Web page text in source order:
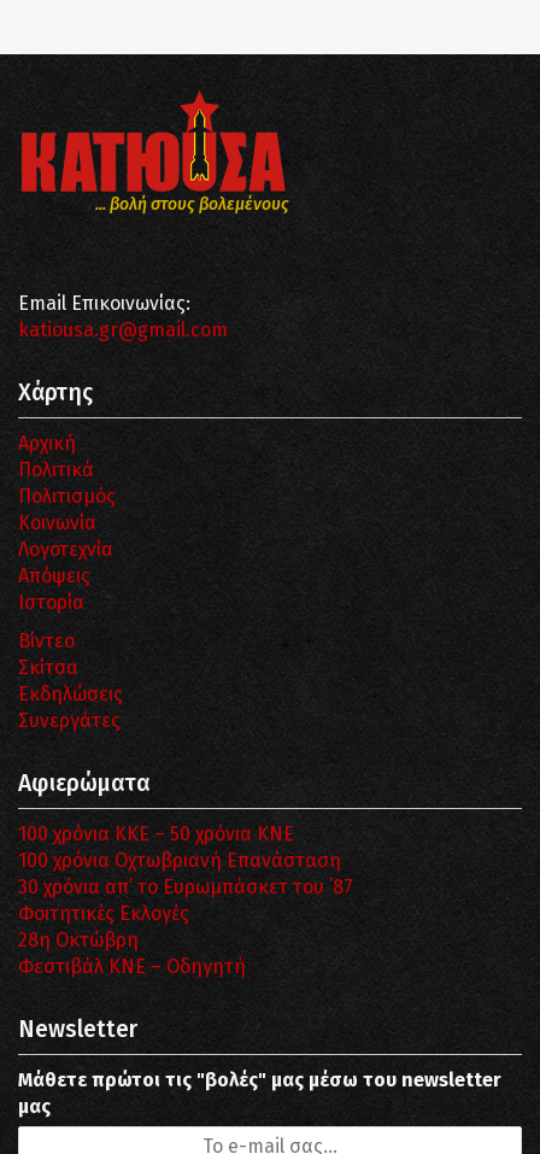
... βολή στους βολεμένους
Email Επικοινωνίας:
katiousa.gr@gmail.com
Χάρτης
Αρχική
Πολιτικά
Πολιτισμός
Κοινωνία
Λογοτεχνία
Απόψεις
Ιστορία
Βίντεο
Σκίτσα
Εκδηλώσεις
Συνεργάτες
Αφιερώματα
100 χρόνια ΚΚΕ – 50 χρόνια ΚΝΕ
100 χρόνια Οχτωβριανή Επανάσταση
30 χρόνια απ’ το Ευρωμπάσκετ του ΄87
Φοιτητικές Εκλογές
28η Οκτώβρη
Φεστιβάλ ΚΝΕ – Οδηγητή
Newsletter
Μάθετε πρώτοι τις "βολές" μας μέσω του newsletter
μας